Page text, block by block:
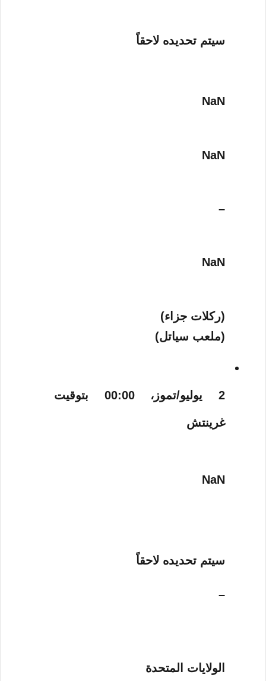
سيتم تحديده لاحقاً
NaN
NaN
–
NaN
(ركلات جزاء)
(ملعب سياتل)
2 يوليو/تموز، 00:00 بتوقيت
غرينتش
NaN
سيتم تحديده لاحقاً
–
الولايات المتحدة